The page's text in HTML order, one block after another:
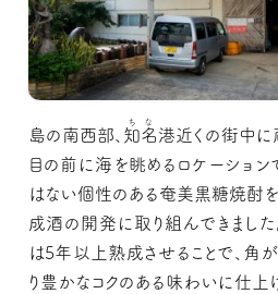
島の南西部、 知名
ちな
港近くの街中に
目の前に海を眺めるロケーション
はない個性のある奄美黒糖焼酎を
成酒の開発に取り組んできまし
は5年以上熟成させることで、角
り豊かなコクのある味わいに仕上